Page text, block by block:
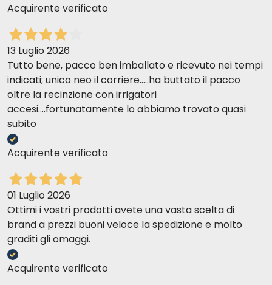
Acquirente verificato
13 Luglio 2026
Tutto bene, pacco ben imballato e ricevuto nei tempi
indicati; unico neo il corriere.....ha buttato il pacco
oltre la recinzione con irrigatori
accesi....fortunatamente lo abbiamo trovato quasi
subito
Acquirente verificato
01 Luglio 2026
Ottimi i vostri prodotti avete una vasta scelta di
brand a prezzi buoni veloce la spedizione e molto
graditi gli omaggi.
Acquirente verificato